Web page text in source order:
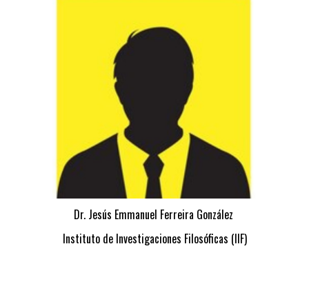
Dr. Jesús Emmanuel Ferreira González
Instituto de Investigaciones Filosóficas (IIF)